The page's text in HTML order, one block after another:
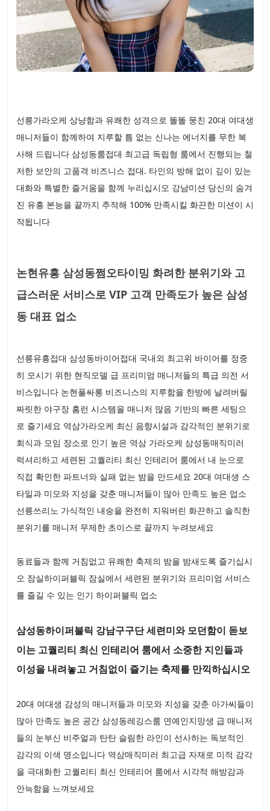
선릉가라오케 상냥함과 유쾌한 성격으로 똘똘 뭉친 20대 여대생
매니저들이 함께하여 지루할 틈 없는 신나는 에너지를 무한 복
사해 드립니다 삼성동룸접대 최고급 독립형 룸에서 진행되는 철
저한 보안의 고품격 비즈니스 접대. 타인의 방해 없이 깊이 있는
대화와 특별한 즐거움을 함께 누리십시오 강남미션 당신의 숨겨
진 유흥 본능을 끝까지 추적해 100% 만족시킬 화끈한 미션이 시
작됩니다
논현유흥 삼성동쩜오타이밍 화려한 분위기와 고
급스러운 서비스로 VIP 고객 만족도가 높은 삼성
동 대표 업소
선릉유흥접대 삼성동바이어접대 국내외 최고위 바이어를 정중
히 모시기 위한 현직모델 급 프리미엄 매니저들의 특급 의전 서
비스입니다 논현풀싸롱 비즈니스의 지루함을 한방에 날려버릴
짜릿한 야구장 홈런 시스템을 매니저 많음 기반의 빠른 세팅으
로 즐기세요 역삼가라오케 최신 음향시설과 감각적인 분위기로
회식과 모임 장소로 인기 높은 역삼 가라오케 삼성동매직미러
럭셔리하고 세련된 고퀄리티 최신 인테리어 룸에서 내 눈으로
직접 확인한 파트너와 실패 없는 밤을 만드세요 20대 여대생 스
타일과 미모와 지성을 갖춘 매니저들이 많아 만족도 높은 업소
선릉쓰리노 가식적인 내숭을 완전히 지워버린 화끈하고 솔직한
분위기를 매니저 무제한 초이스로 끝까지 누려보세요
동료들과 함께 거침없고 유쾌한 축제의 밤을 밤새도록 즐기십시
오 잠실하이퍼블릭 잠실에서 세련된 분위기와 프리미엄 서비스
를 즐길 수 있는 인기 하이퍼블릭 업소
삼성동하이퍼블릭 강남구구단 세련미와 모던함이 돋보
이는 고퀄리티 최신 인테리어 룸에서 소중한 지인들과
이성을 내려놓고 거침없이 즐기는 축제를 만끽하십시오
20대 여대생 감성의 매니저들과 미모와 지성을 갖춘 아가씨들이
많아 만족도 높은 공간 삼성동레깅스룸 연예인지망생 급 매니저
들의 눈부신 비주얼과 탄탄 슬림한 라인이 선사하는 독보적인
감각의 이색 명소입니다 역삼매직미러 최고급 자재로 미적 감각
을 극대화한 고퀄리티 최신 인테리어 룸에서 시각적 해방감과
안늑함을 느껴보세요